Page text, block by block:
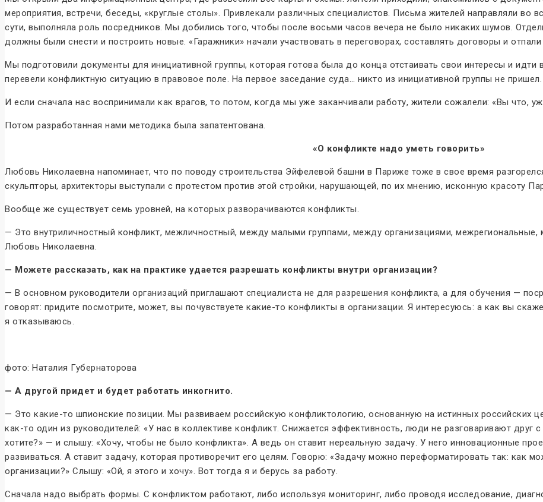
мероприятия, встречи, беседы, «круглые столы». Привлекали различных специалистов. Письма жителей направляли во
сути, выполняла роль посредников. Мы добились того, чтобы после восьми часов вечера не было никаких шумов.
должны были снести и построить новые. «Гаражники» начали участвовать в переговорах, составлять договоры и отпали
Мы подготовили документы для инициативной группы, которая готова была до конца отстаивать свои интересы и
перевели конфликтную ситуацию в правовое поле. На первое заседание суда… никто из инициативной группы не пришел.
И если сначала нас воспринимали как врагов, то потом, когда мы уже заканчивали работу, жители сожалели: «Вы что,
Потом разработанная нами методика была запатентована.
«О конфликте надо уметь говорить»
Любовь Николаевна напоминает, что по поводу строительства Эйфелевой башни в Париже тоже в свое время
скульпторы, архитекторы выступали с протестом против этой стройки, нарушающей, по их мнению, исконную красоту
Вообще же существует семь уровней, на которых разворачиваются конфликты.
— Это внутриличностный конфликт, межличностный, между малыми группами, между организациями,
Любовь Николаевна.
— Можете рассказать, как на практике удается разрешать конфликты внутри организации?
— В основном руководители организаций приглашают специалиста не для разрешения конфликта, а для обучения —
говорят: придите посмотрите, может, вы почувствуете какие-то конфликты в организации. Я интересуюсь: а как вы
я отказываюсь.
фото: Наталия Губернаторова
— А другой придет и будет работать инкогнито.
— Это какие-то шпионские позиции. Мы развиваем российскую конфликтологию, основанную на истинных российских
как-то один из руководителей: «У нас в коллективе конфликт. Снижается эффективность, люди не разговаривают
хотите?» — и слышу: «Хочу, чтобы не было конфликта». А ведь он ставит нереальную задачу. У него инновационные
развиваться. А ставит задачу, которая противоречит его целям. Говорю: «Задачу можно переформатировать так: как
организации?» Слышу: «Ой, я этого и хочу». Вот тогда я и берусь за работу.
Сначала надо выбрать формы. С конфликтом работают, либо используя мониторинг, либо проводя исследование,